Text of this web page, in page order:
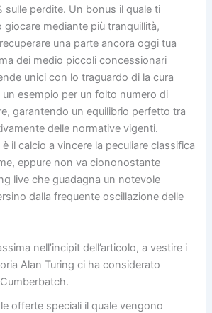
sulle perdite. Un bonus il quale ti
mediante più tranquillità,
una parte ancora oggi tua
dei medio piccoli concessionari
unici con lo traguardo di la cura
esempio per un folto numero di
garantendo un equilibrio perfetto tra
delle normative vigenti.
il calcio a vincere la peculiare classifica
eppure non va ciononostante
live che guadagna un notevole
dalla frequente oscillazione delle
nell’incipit dell’articolo, a vestire i
Alan Turing ci ha considerato
offerte speciali il quale vengono